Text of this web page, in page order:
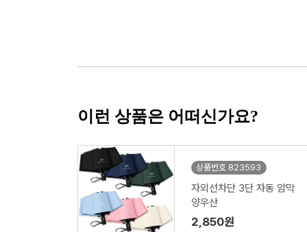
이런 상품은 어떠신가요?
상품번호 823593
자외선차단 3단 자동 암막
양우산
2,850원